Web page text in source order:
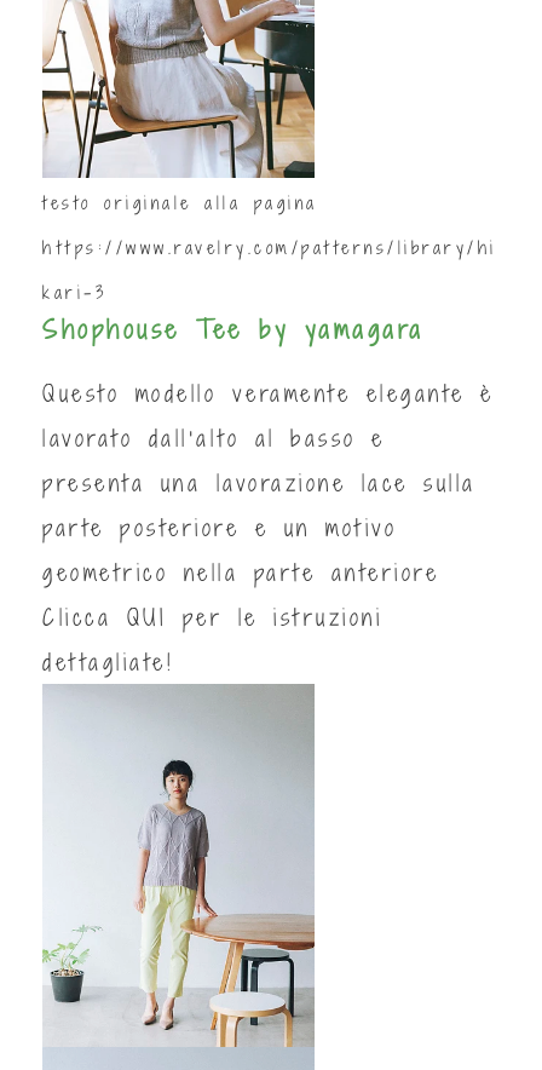
testo originale alla pagina
https://www.ravelry.com/patterns/library/hi
kari-3
Shophouse Tee by yamagara
Questo modello veramente elegante è
lavorato dall'alto al basso e
presenta una lavorazione lace sulla
parte posteriore e un motivo
geometrico nella parte anteriore
Clicca QUI
per le istruzioni
dettagliate!